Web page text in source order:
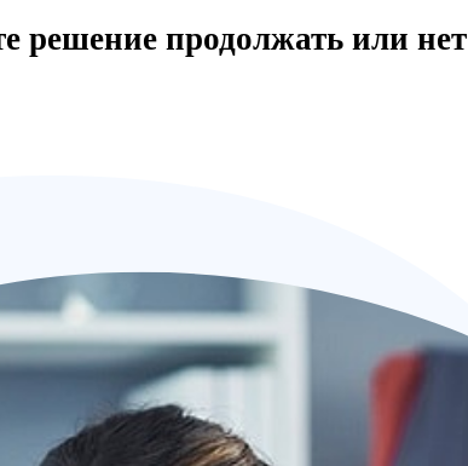
решение продолжать или нет